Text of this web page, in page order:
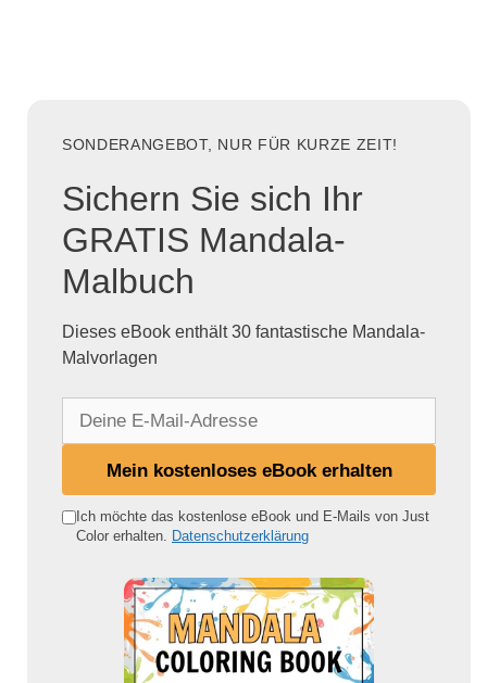
SONDERANGEBOT, NUR FÜR KURZE ZEIT!
Sichern Sie sich Ihr
GRATIS Mandala-
Malbuch
Dieses eBook enthält 30 fantastische Mandala-
Malvorlagen
e
Mein kostenloses eBook erhalten
Ich möchte das kostenlose eBook und E-Mails von Just
Color erhalten. Datenschutzerklärung